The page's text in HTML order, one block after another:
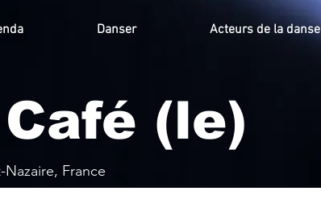
Danser Acteurs de la danse
(le)
France